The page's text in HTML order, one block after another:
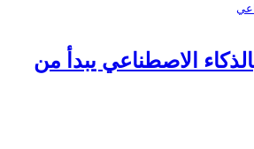
الاصطناعي يبدأ من